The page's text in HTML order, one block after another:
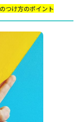
つけ方のポイント